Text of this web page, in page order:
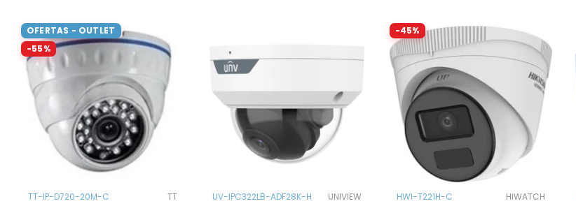
OFERTAS - OUTLET
-55%
TT-IP-D720-20M-C TT UV-IPC322LB-ADF28K-H UNIVIEW
-45%
HWI-T221H-C HIWATCH